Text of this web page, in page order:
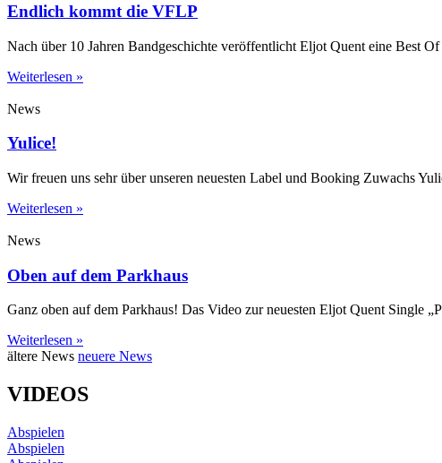
Endlich kommt die VFLP
Nach über 10 Jahren Bandgeschichte veröffentlicht Eljot Quent eine Best
Weiterlesen »
News
Yulice!
Wir freuen uns sehr über unseren neuesten Label und Booking Zuwachs
Weiterlesen »
News
Oben auf dem Parkhaus
Ganz oben auf dem Parkhaus! Das Video zur neuesten Eljot Quent Single
Weiterlesen »
ältere News neuere News
VIDEOS
Abspielen
Abspielen